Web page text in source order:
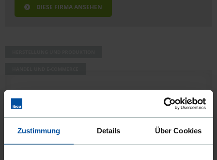
Zustimmung Details Über Cookies
DIESE FIRMA ANSEHEN